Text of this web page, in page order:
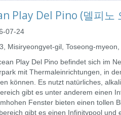
Play Del Pino (델피노
07-24
Misiryeongyet-gil, Toseong-
Play Del Pino befindet sich im
mit Thermaleinrichtungen, in
können. Es nutzt natürliches,
gibt es unter anderem einen
Fenster bieten einen tollen
gibt es einen Infinitypool und